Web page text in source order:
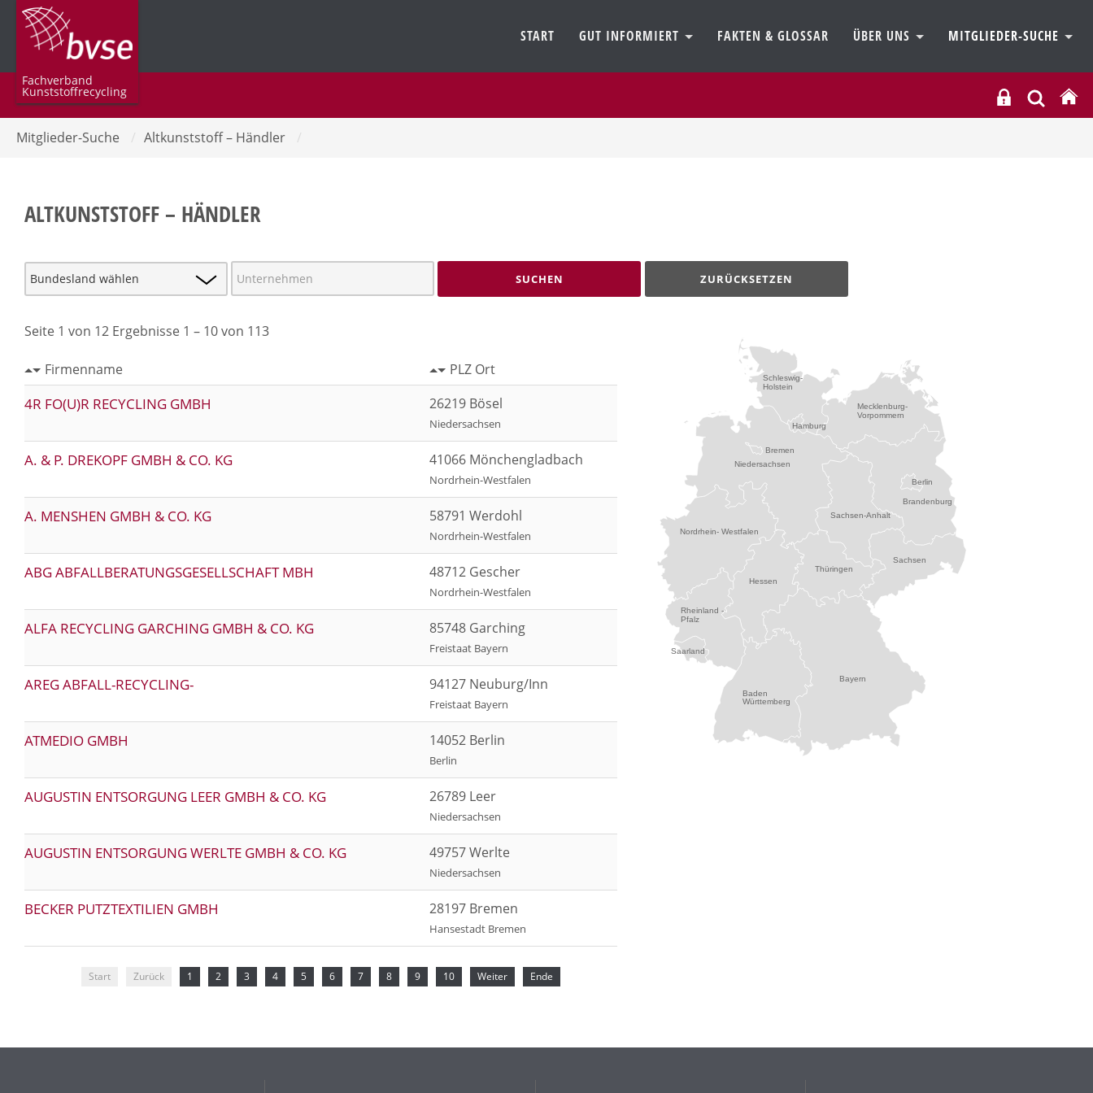
Fachverband
Kunststoffrecycling
START GUT INFORMIERT FAKTEN & GLOSSAR ÜBER UNS MITGLIEDER-SUCHE
Mitglieder-Suche / Altkunststoff – Händler /
ALTKUNSTSTOFF – HÄNDLER
SUCHEN ZURÜCKSETZEN
Seite 1 von 12 Ergebnisse 1 – 10 von 113
Firmenname PLZ Ort
4R FO(U)R RECYCLING GMBH 26219 Bösel
Niedersachsen
A. & P. DREKOPF GMBH & CO. KG 41066 Mönchengladbach
Nordrhein-Westfalen
A. MENSHEN GMBH & CO. KG 58791 Werdohl
Nordrhein-Westfalen
ABG ABFALLBERATUNGSGESELLSCHAFT MBH 48712 Gescher
Nordrhein-Westfalen
ALFA RECYCLING GARCHING GMBH & CO. KG 85748 Garching
Freistaat Bayern
AREG ABFALL-RECYCLING- 94127 Neuburg/Inn
Freistaat Bayern
ATMEDIO GMBH 14052 Berlin
Berlin
AUGUSTIN ENTSORGUNG LEER GMBH & CO. KG 26789 Leer
Niedersachsen
AUGUSTIN ENTSORGUNG WERLTE GMBH & CO. KG 49757 Werlte
Niedersachsen
BECKER PUTZTEXTILIEN GMBH 28197 Bremen
Hansestadt Bremen
Start Zurück 1 2 3 4 5 6 7 8 9 10 Weiter Ende
Baden
Württemberg
Bayern
Brandenburg
Hessen
Mecklenburg-
Vorpommern
Niedersachsen
Nordrhein- Westfalen
Rheinland -
Pfalz
Sachsen
Sachsen-Anhalt
Schleswig-
Holstein
Thüringen
Berlin
Bremen
Hamburg
Saarland